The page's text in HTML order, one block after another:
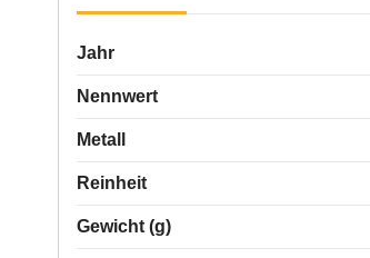
Jahr
Nennwert
Metall
Reinheit
Gewicht (g)